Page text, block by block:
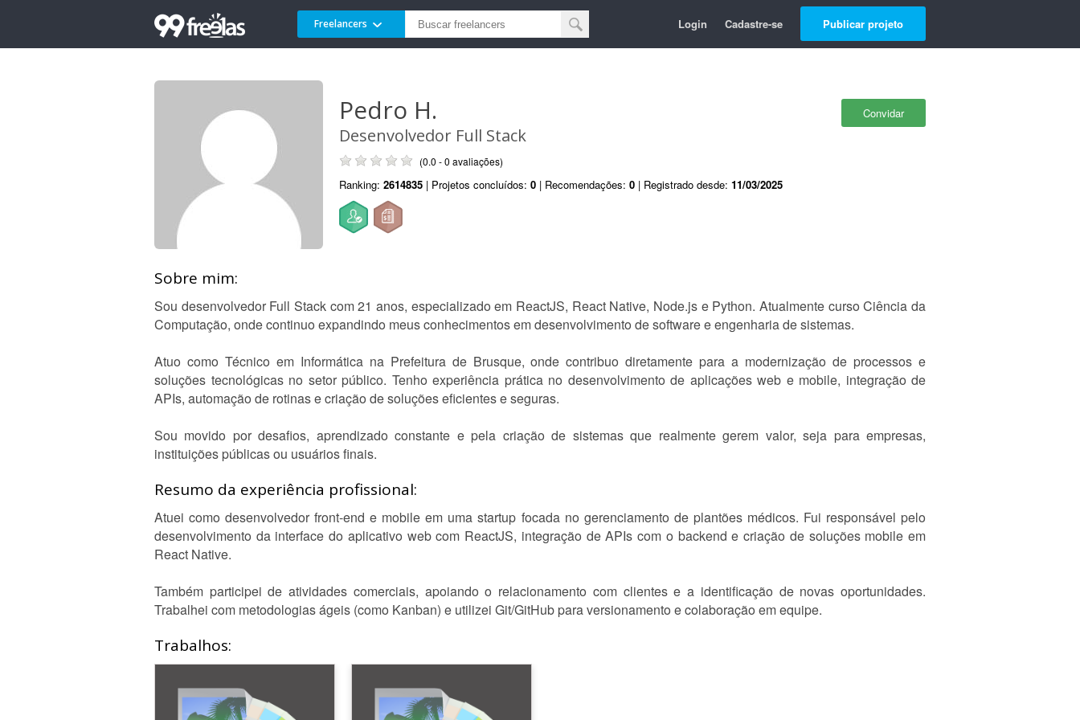
Freelancers Login Cadastre-se Publicar projeto
Convidar
Pedro H.
Desenvolvedor Full Stack
(0.0 - 0 avaliações)
Ranking: 2614835 | Projetos concluídos: 0 | Recomendações: 0 | Registrado desde: 11/03/2025
Sobre mim:
Sou desenvolvedor Full Stack com 21 anos, especializado em ReactJS, React Native, Node.js e Python. Atualmente curso Ciência da
Computação, onde continuo expandindo meus conhecimentos em desenvolvimento de software e engenharia de sistemas.
Atuo como Técnico em Informática na Prefeitura de Brusque, onde contribuo diretamente para a modernização de processos e
soluções tecnológicas no setor público. Tenho experiência prática no desenvolvimento de aplicações web e mobile, integração de
APIs, automação de rotinas e criação de soluções eficientes e seguras.
Sou movido por desafios, aprendizado constante e pela criação de sistemas que realmente gerem valor, seja para empresas,
instituições públicas ou usuários finais.
Resumo da experiência profissional:
Atuei como desenvolvedor front-end e mobile em uma startup focada no gerenciamento de plantões médicos. Fui responsável pelo
desenvolvimento da interface do aplicativo web com ReactJS, integração de APIs com o backend e criação de soluções mobile em
React Native.
Também participei de atividades comerciais, apoiando o relacionamento com clientes e a identificação de novas oportunidades.
Trabalhei com metodologias ágeis (como Kanban) e utilizei Git/GitHub para versionamento e colaboração em equipe.
Trabalhos: